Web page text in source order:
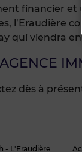
financier et
l’Eraudière
qui viendra
dès à
- L'Eraudière